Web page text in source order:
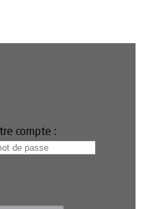
compte :